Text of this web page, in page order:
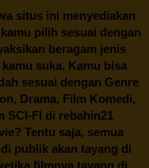
situs ini menyediakan
pilih sesuai dengan
beragam jenis
suka. Kamu bisa
sesuai dengan Genre
Drama, Film Komedi,
SCI-FI di rebahin21
Tentu saja, semua
publik akan tayang di
filmnya tayang di